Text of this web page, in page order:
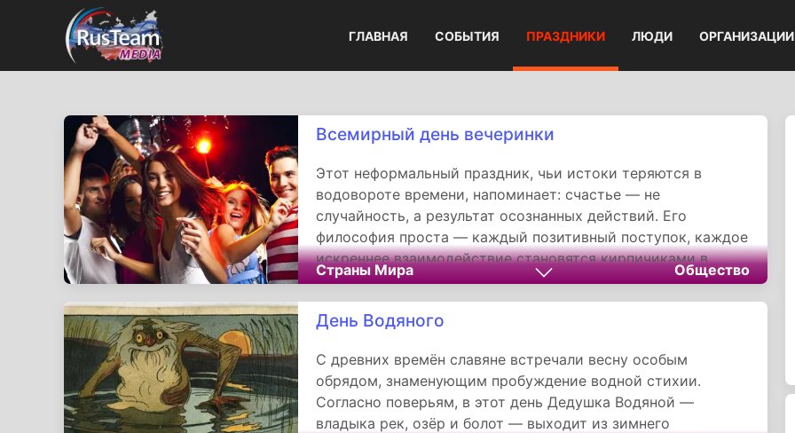
ГЛАВНАЯ СОБЫТИЯ ПРАЗДНИКИ ЛЮДИ ОРГАНИЗАЦИИ
Всемирный день вечеринки
Этот неформальный праздник, чьи истоки теряются в
водовороте времени, напоминает: счастье — не
случайность, а результат осознанных действий. Его
философия проста — каждый позитивный поступок, каждое
искреннее взаимодействие становятся кирпичиками в
здании более доброго мира.
Страны Мира Общество
День Водяного
С древних времён славяне встречали весну особым
обрядом, знаменующим пробуждение водной стихии.
Согласно поверьям, в этот день Дедушка Водяной —
владыка рек, озёр и болот — выходит из зимнего